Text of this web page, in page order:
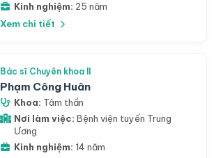
Kinh nghiệm: 25 năm
Xem chi tiết
Bác sĩ Chuyên khoa II
Phạm Công Huân
Khoa: Tâm thần
Nơi làm việc: Bệnh viện tuyến Trung
Ương
Kinh nghiệm: 14 năm